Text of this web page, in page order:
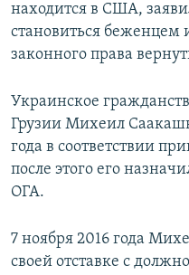
находится в США,
становиться беженцем
законного права
Украинское
Грузии Михеил
года в соответствии
после этого его
ОГА.
7 ноября 2016 года
своей отставке с